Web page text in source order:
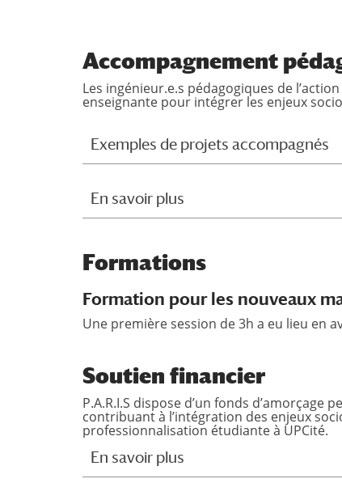
Accompagnement
Les ingénieur.e.s pédagogiques de
enseignante pour intégrer les enjeux
Exemples de projets accompagnés
En savoir plus
Formations
Formation pour les nouveaux
Une première session de 3h a eu lieu en
Soutien financier
P.A.R.I.S dispose d’un fonds
contribuant à l’intégration des enjeux
professionnalisation étudiante à UPCité.
En savoir plus